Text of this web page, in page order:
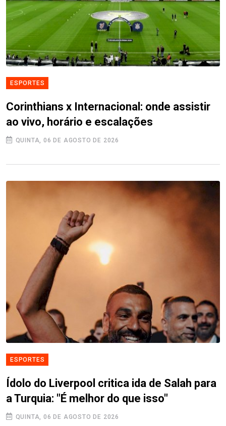
ESPORTES
Corinthians x Internacional: onde assistir
ao vivo, horário e escalações
QUINTA, 06 DE AGOSTO DE 2026
ESPORTES
Ídolo do Liverpool critica ida de Salah para
a Turquia: "É melhor do que isso"
QUINTA, 06 DE AGOSTO DE 2026